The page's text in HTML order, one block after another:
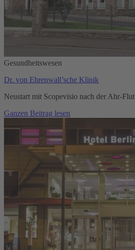
Gesundheitswesen
Dr. von Ehrenwall’sche Klinik
Neustart mit Scopevisio nach der Ahr-Flut
Ganzen Beitrag lesen